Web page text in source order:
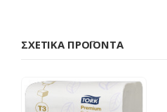
ΣΧΕΤΙΚΆ ΠΡΟΪΌΝΤΑ